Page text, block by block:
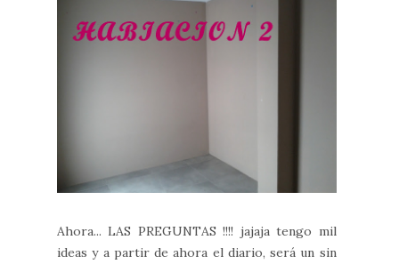
Ahora... LAS PREGUNTAS !!!! jajaja tengo mil
ideas y a partir de ahora el diario, será un sin